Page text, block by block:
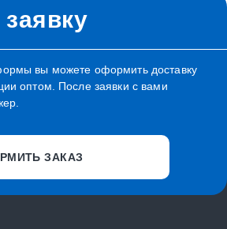
заявку
вы можете оформить доставку
оптом. После заявки с вами
ЗАКАЗ